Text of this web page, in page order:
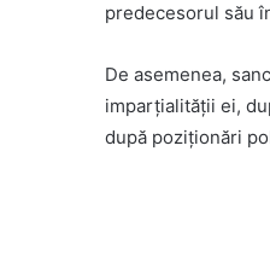
predecesorul său
De asemenea,
imparțialității ei,
după poziționări